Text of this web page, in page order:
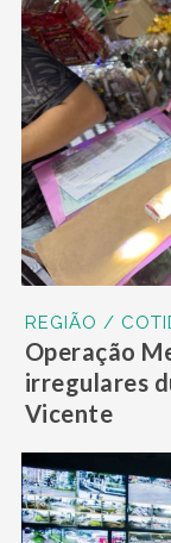
REGIÃO /
Operação
irregulares
Vicente